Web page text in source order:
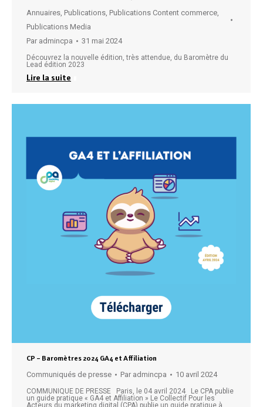
Annuaires Publications Publications Content commerce
Publications Media
Par admincpa 31 mai 2024
Découvrez la nouvelle édition, très attendue, du Baromètre du
Lead édition 2023
Lire la suite
CP – Baromètres 2024 GA4 et Affiliation
Communiqués de presse Par admincpa 10 avril 2024
COMMUNIQUE DE PRESSE Paris, le 04 avril 2024 Le CPA publie
un guide pratique « GA4 et Affiliation » Le Collectif Pour les
Acteurs du marketing digital (CPA) publie un guide pratique à